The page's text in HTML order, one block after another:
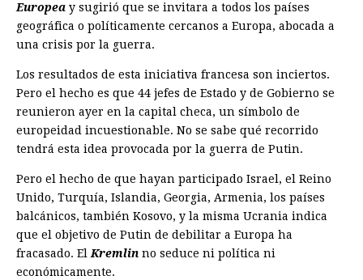
Europea y sugirió que se invitara a todos los países
geográfica o políticamente cercanos a Europa, abocada a
una crisis por la guerra.
Los resultados de esta iniciativa francesa son inciertos.
Pero el hecho es que 44 jefes de Estado y de Gobierno se
reunieron ayer en la capital checa, un símbolo de
europeidad incuestionable. No se sabe qué recorrido
tendrá esta idea provocada por la guerra de Putin.
Pero el hecho de que hayan participado Israel, el Reino
Unido, Turquía, Islandia, Georgia, Armenia, los países
balcánicos, también Kosovo, y la misma Ucrania indica
que el objetivo de Putin de debilitar a Europa ha
fracasado. El Kremlin no seduce ni política ni
económicamente.